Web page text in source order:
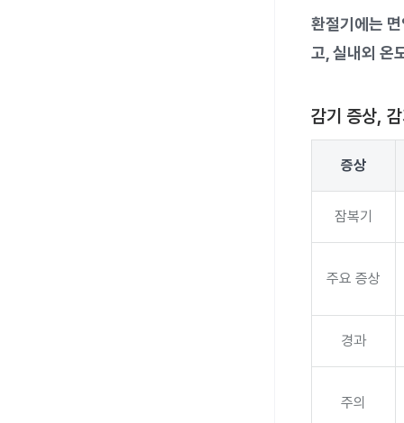
환절기에는
고, 실내외 온
감기 증상,
증상
잠복기
주요 증상
경과
주의